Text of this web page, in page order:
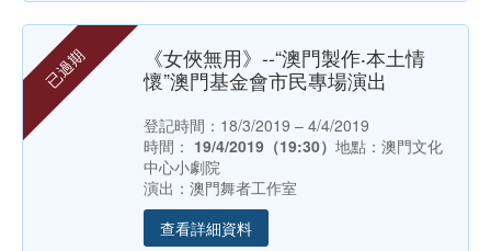
已過期
《女俠無用》--“澳門製作‧本土情
懷”澳門基金會市民專場演出
登記時間：18/3/2019 – 4/4/2019
時間： 19/4/2019（19:30） 地點：澳門文化
中心小劇院
演出：澳門舞者工作室
查看詳細資料